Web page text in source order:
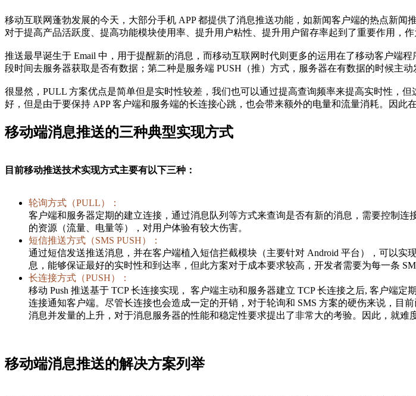
移动互联网蓬勃发展的今天，大部分手机 APP 都提供了消息推送功能，如新闻客户端的热点新
对于提高产品活跃度、提高功能模块使用率、提升用户粘性、提升用户留存率起到了重要作用，
推送最早诞生于 Email 中，用于提醒新的消息，而移动互联网时代则更多的运用在了移动客户端
段时间去服务器获取是否有数据；第二种是服务端 PUSH（推）方式，服务器在有数据的时候主动
很显然，PULL 方案优点是简单但是实时性较差，我们也可以通过提高查询频率来提高实时性，
好，但是由于要保持 APP 客户端和服务端的长连接心跳，也会带来额外的电量和流量消耗。因此
移动端消息推送的三种典型实现方式
目前移动推送技术实现方式主要有以下三种：
轮询方式（PULL）：
客户端和服务器定期的建立连接，通过消息队列等方式来查询是否有新的消息，需要控制
的资源（流量、电量等），对用户体验有较大伤害。
短信推送方式（SMS PUSH）：
通过短信发送推送消息，并在客户端植入短信拦截模块（主要针对 Android 平台），可以
息，能够保证最好的实时性和到达率，但此方案对于成本要求较高，开发者需要为每一条
长连接方式（PUSH）：
移动 Push 推送基于 TCP 长连接实现， 客户端主动和服务器建立 TCP 长连接之后, 客户端
连接通知客户端。尽管长连接也会造成一定的开销，对于轮询和 SMS 方案的硬伤来说，
消息并发量的上升，对于消息服务器的性能和稳定性要求提出了非常大的考验。因此，就难
移动端消息推送的解决方案列举